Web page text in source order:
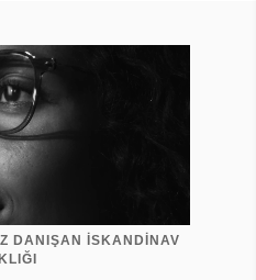
DANIŞAN İSKANDİNAV